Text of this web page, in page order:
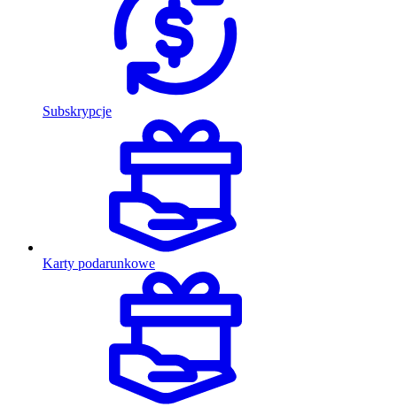
Subskrypcje
Karty podarunkowe